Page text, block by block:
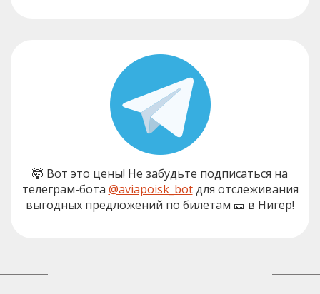
🤯 Вот это цены! Не забудьте подписаться на
телеграм-бота @aviapoisk_botдля отслеживания
выгодных предложений по билетам 🎫 в Нигер!